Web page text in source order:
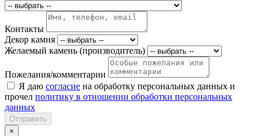
Контакты
Декор камня
Желаемый камень (производитель)
Пожелания/комментарии
Я даю согласие на обработку персональных данных и
прочел политику в отношении обработки персональных
данных
Отправить
×